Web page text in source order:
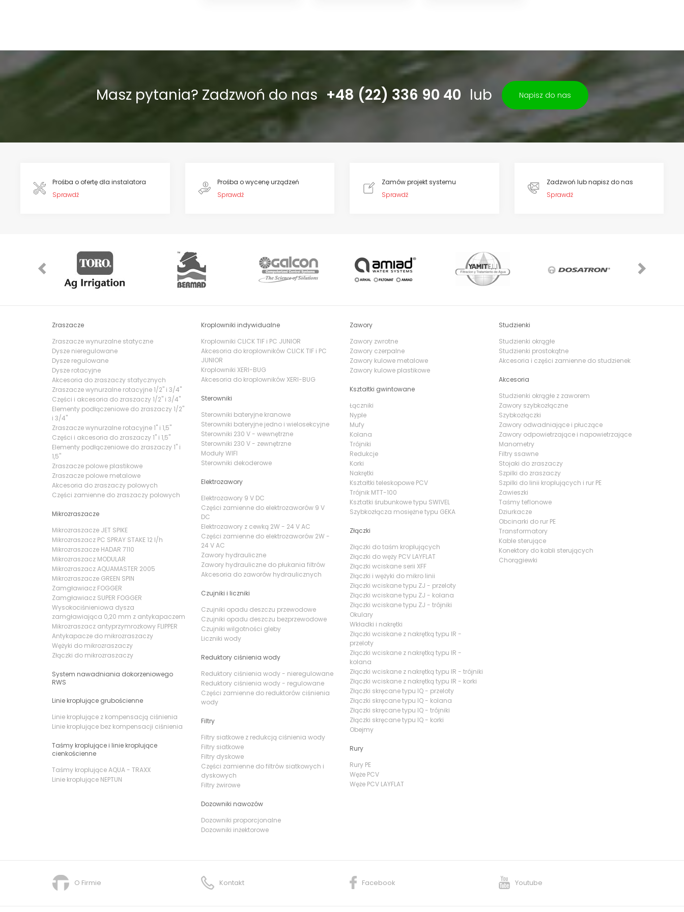
Masz pytania? Zadzwoń do nas +48 (22) 336 90 40 lub Napisz do nas
Prośba o ofertę dla instalatora
Sprawdź
Prośba o wycenę urządzeń
Sprawdź
Zamów projekt systemu
Sprawdź
Zadzwoń lub napisz do nas
Sprawdź
Zraszacze
Zraszacze wynurzalne statyczne
Dysze nieregulowane
Dysze regulowane
Dysze rotacyjne
Akcesoria do zraszaczy statycznych
Zraszacze wynurzalne rotacyjne 1/2" i 3/4"
Części i akcesoria do zraszaczy 1/2" i 3/4"
Elementy podłączeniowe do zraszaczy 1/2"
i 3/4"
Zraszacze wynurzalne rotacyjne 1" i 1,5"
Części i akcesoria do zraszaczy 1" i 1,5"
Elementy podłączeniowe do zraszaczy 1" i
1,5"
Zraszacze polowe plastikowe
Zraszacze polowe metalowe
Akcesoria do zraszaczy polowych
Części zamienne do zraszaczy polowych
Mikrozraszacze
Mikrozraszacze JET SPIKE
Mikrozraszacz PC SPRAY STAKE 12 l/h
Mikrozraszacze HADAR 7110
Mikrozraszacz MODULAR
Mikrozraszacz AQUAMASTER 2005
Mikrozraszacze GREEN SPIN
Zamgławiacz FOGGER
Zamgławiacz SUPER FOGGER
Wysokociśnieniowa dysza
zamgławiająca 0,20 mm z antykapaczem
Mikrozraszacz antyprzymrozkowy FLIPPER
Antykapacze do mikrozraszaczy
Wężyki do mikrozraszaczy
Złączki do mikrozraszaczy
System nawadniania dokorzeniowego
RWS
Linie kroplujące grubościenne
Linie kroplujące z kompensacją ciśnienia
Linie kroplujące bez kompensacji ciśnienia
Taśmy kroplujące i linie kroplujące
cienkościenne
Taśmy kroplujące AQUA - TRAXX
Linie kroplujące NEPTUN
Kroplowniki indywidualne
Kroplowniki CLICK TIF i PC JUNIOR
Akcesoria do kroplowników CLICK TIF i PC
JUNIOR
Kroplowniki XERI-BUG
Akcesoria do kroplowników XERI-BUG
Sterowniki
Sterowniki bateryjne kranowe
Sterowniki bateryjne jedno i wielosekcyjne
Sterowniki 230 V - wewnętrzne
Sterowniki 230 V - zewnętrzne
Moduły WIFI
Sterowniki dekoderowe
Elektrozawory
Elektrozawory 9 V DC
Części zamienne do elektrozaworów 9 V
DC
Elektrozawory z cewką 2W - 24 V AC
Części zamienne do elektrozaworów 2W -
24 V AC
Zawory hydrauliczne
Zawory hydrauliczne do płukania filtrów
Akcesoria do zaworów hydraulicznych
Czujniki i liczniki
Czujniki opadu deszczu przewodowe
Czujniki opadu deszczu bezprzewodowe
Czujniki wilgotności gleby
Liczniki wody
Reduktory ciśnienia wody
Reduktory ciśnienia wody - nieregulowane
Reduktory ciśnienia wody - regulowane
Części zamienne do reduktorów ciśnienia
wody
Filtry
Filtry siatkowe z redukcją ciśnienia wody
Filtry siatkowe
Filtry dyskowe
Części zamienne do filtrów siatkowych i
dyskowych
Filtry żwirowe
Dozowniki nawozów
Dozowniki proporcjonalne
Dozowniki inżektorowe
Zawory
Zawory zwrotne
Zawory czerpalne
Zawory kulowe metalowe
Zawory kulowe plastikowe
Kształtki gwintowane
Łączniki
Nyple
Mufy
Kolana
Trójniki
Redukcje
Korki
Nakrętki
Kształtki teleskopowe PCV
Trójnik MTT-100
Ksztatki śrubunkowe typu SWIVEL
Szybkozłącza mosiężne typu GEKA
Złączki
Złączki do taśm kroplujących
Złączki do węży PCV LAYFLAT
Złączki wciskane serii XFF
Złączki i wężyki do mikro linii
Złączki wciskane typu ZJ - przeloty
Złączki wciskane typu ZJ - kolana
Złączki wciskane typu ZJ - trójniki
Okulary
Wkładki i nakrętki
Złączki wciskane z nakrętką typu IR -
przeloty
Złączki wciskane z nakrętką typu IR -
kolana
Złączki wciskane z nakrętką typu IR - trójniki
Złączki wciskane z nakrętką typu IR - korki
Złączki skręcane typu IQ - przeloty
Złączki skręcane typu IQ - kolana
Złączki skręcane typu IQ - trójniki
Złączki skręcane typu IQ - korki
Obejmy
Rury
Rury PE
Węże PCV
Węże PCV LAYFLAT
Studzienki
Studzienki okrągłe
Studzienki prostokątne
Akcesoria i części zamienne do studzienek
Akcesoria
Studzienki okrągłe z zaworem
Zawory szybkozłączne
Szybkozłączki
Zawory odwadniające i płuczące
Zawory odpowietrzające i napowietrzające
Manometry
Filtry ssawne
Stojaki do zraszaczy
Szpilki do zraszaczy
Szpilki do linii kroplujących i rur PE
Zawieszki
Taśmy teflonowe
Dziurkacze
Obcinarki do rur PE
Transformatory
Kable sterujące
Konektory do kabli sterujących
Chorągiewki
O Firmie Kontakt Facebook Youtube